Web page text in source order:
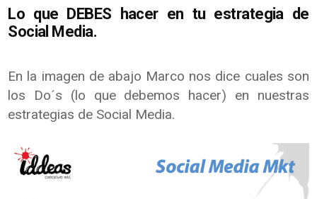
Lo que DEBES hacer en tu estrategia de
Social Media.
En la imagen de abajo Marco nos dice cuales son
los Do´s (lo que debemos hacer) en nuestras
estrategias de Social Media.